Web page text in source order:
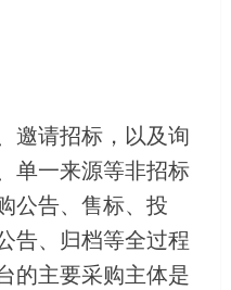
邀请招标，以及询
单一来源等非招标
公告、售标、投
告、归档等全过程
的主要采购主体是